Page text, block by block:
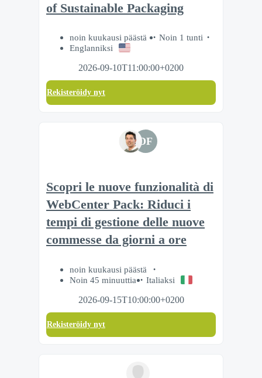
of Sustainable Packaging
noin kuukausi päästä
Noin 1 tunti
Englanniksi
2026-09-10T11:00:00+0200
Rekisteröidy nyt
DF
Scopri le nuove funzionalità di
WebCenter Pack: Riduci i
tempi di gestione delle nuove
commesse da giorni a ore
noin kuukausi päästä
Noin 45 minuuttia
Italiaksi
2026-09-15T10:00:00+0200
Rekisteröidy nyt